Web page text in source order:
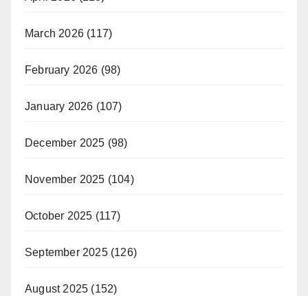
March 2026 (117)
February 2026 (98)
January 2026 (107)
December 2025 (98)
November 2025 (104)
October 2025 (117)
September 2025(126)
August 2025 (152)